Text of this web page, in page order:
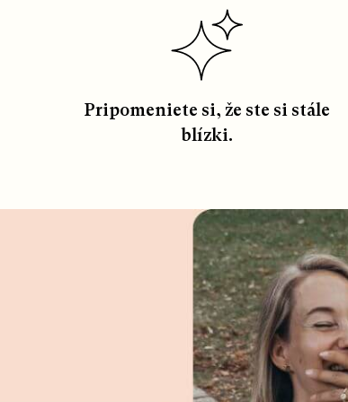
Pripomeniete si, že ste si stále
blízki.